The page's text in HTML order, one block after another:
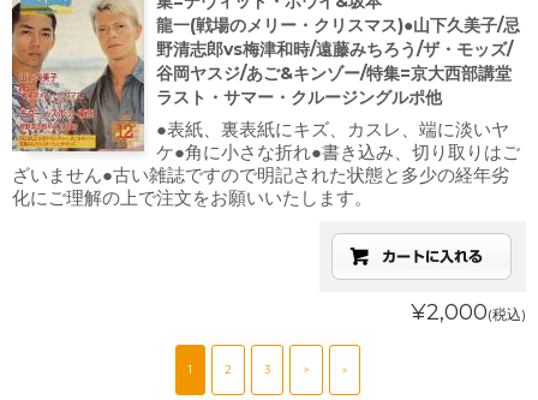
龍一(戦場のメリー・クリスマス)●山下久美子/忌
野清志郎vs梅津和時/遠藤みちろう/ザ・モッズ/
谷岡ヤスジ/あご&キンゾー/特集=京大西部講堂
ラスト・サマー・クルージングルポ他
●表紙、裏表紙にキズ、カスレ、端に淡いヤ
ケ●角に小さな折れ●書き込み、切り取りはご
ざいません●古い雑誌ですので明記された状態と多少の経年劣
化にご理解の上で注文をお願いいたします。
¥2,000(税込)
1 2 3 > »